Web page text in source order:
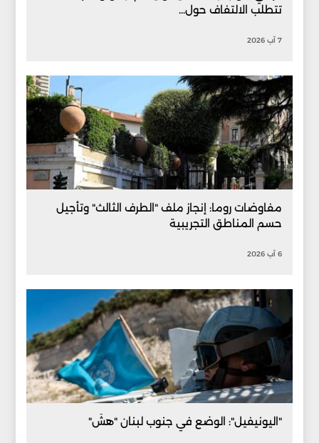
تتطلب الالتفاف حول...
7 آب 2026
مفاوضات روما: إنجاز ملف "الطرف الثالث" وتأجيل
حسم المناطق التجريبية
6 آب 2026
"اليونيفيل": الوضع في جنوب لبنان "هشّ"